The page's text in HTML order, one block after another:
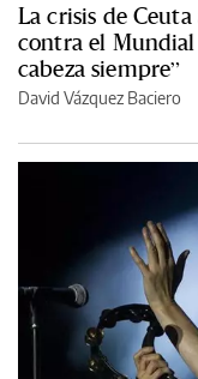
La crisis de
contra el Mundial
cabeza siempre”
David Vázquez Baciero